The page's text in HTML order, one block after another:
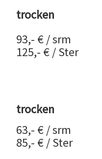
trocken
93,- € / srm
125,- € / Ster
trocken
63,- € / srm
85,- € / Ster